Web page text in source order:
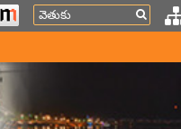
Search